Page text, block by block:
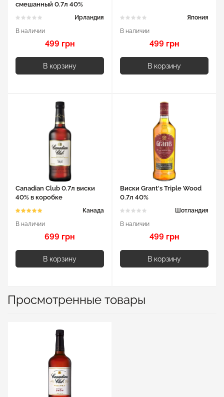
смешанный 0.7л 40%
Ирландия
В наличии
499 грн
В корзину
Япония
В наличии
499 грн
В корзину
Canadian Club 0.7л виски
40% в коробке
Канада
В наличии
699 грн
В корзину
Виски Grant's Triple Wood
0.7л 40%
Шотландия
В наличии
499 грн
В корзину
Просмотренные товары